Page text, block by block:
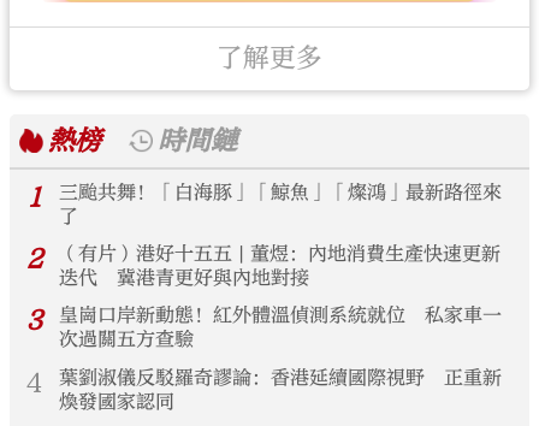
了解更多
熱榜
時間鏈
1
三颱共舞！「白海豚」「鯨魚」「燦鴻」最新路徑來
了
2
（有片）港好十五五 | 董煜：內地消費生產快速更新
迭代 冀港青更好與內地對接
3
皇崗口岸新動態！紅外體溫偵測系統就位 私家車一
次過關五方查驗
4
葉劉淑儀反駁羅奇謬論：香港延續國際視野 正重新
煥發國家認同